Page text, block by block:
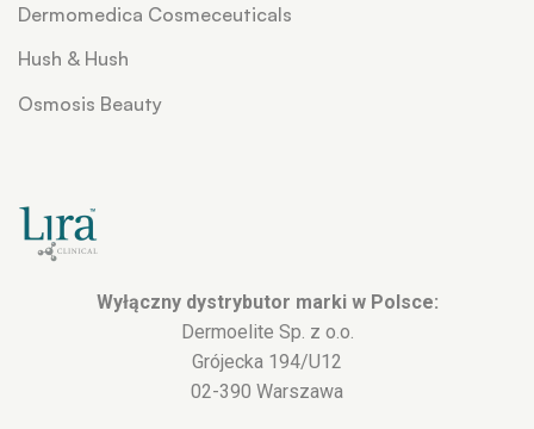
Dermomedica Cosmeceuticals
Hush & Hush
Osmosis Beauty
Wyłączny dystrybutor marki w Polsce:
Dermoelite Sp. z o.o.
Grójecka 194/U12
02-390 Warszawa